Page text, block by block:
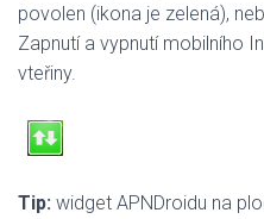
povolen (ikona je zelená),
Zapnutí a vypnutí mobilního
vteřiny.
Tip: widget APNDroidu na